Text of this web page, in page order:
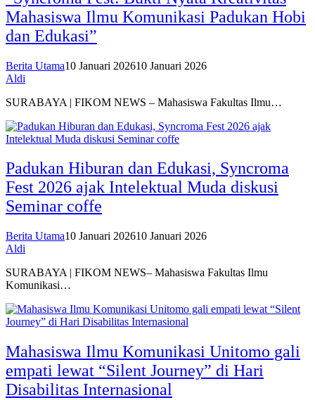
Mahasiswa Ilmu Komunikasi Padukan Hobi
dan Edukasi”
Berita Utama10 Januari 202610 Januari 2026
Aldi
SURABAYA | FIKOM NEWS – Mahasiswa Fakultas Ilmu…
Padukan Hiburan dan Edukasi, Syncroma
Fest 2026 ajak Intelektual Muda diskusi
Seminar coffe
Berita Utama10 Januari 202610 Januari 2026
Aldi
SURABAYA | FIKOM NEWS– Mahasiswa Fakultas Ilmu
Komunikasi…
Mahasiswa Ilmu Komunikasi Unitomo gali
empati lewat “Silent Journey” di Hari
Disabilitas Internasional